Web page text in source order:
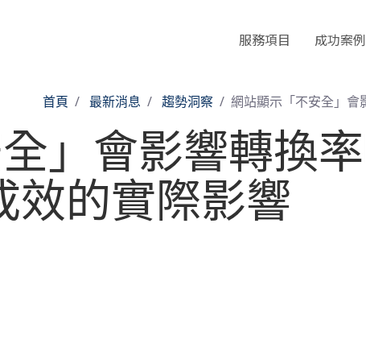
服務項目 成功案例
首頁 最新消息 趨勢洞察 網站顯示「不安全」會
」會影響轉換
效的實際影響